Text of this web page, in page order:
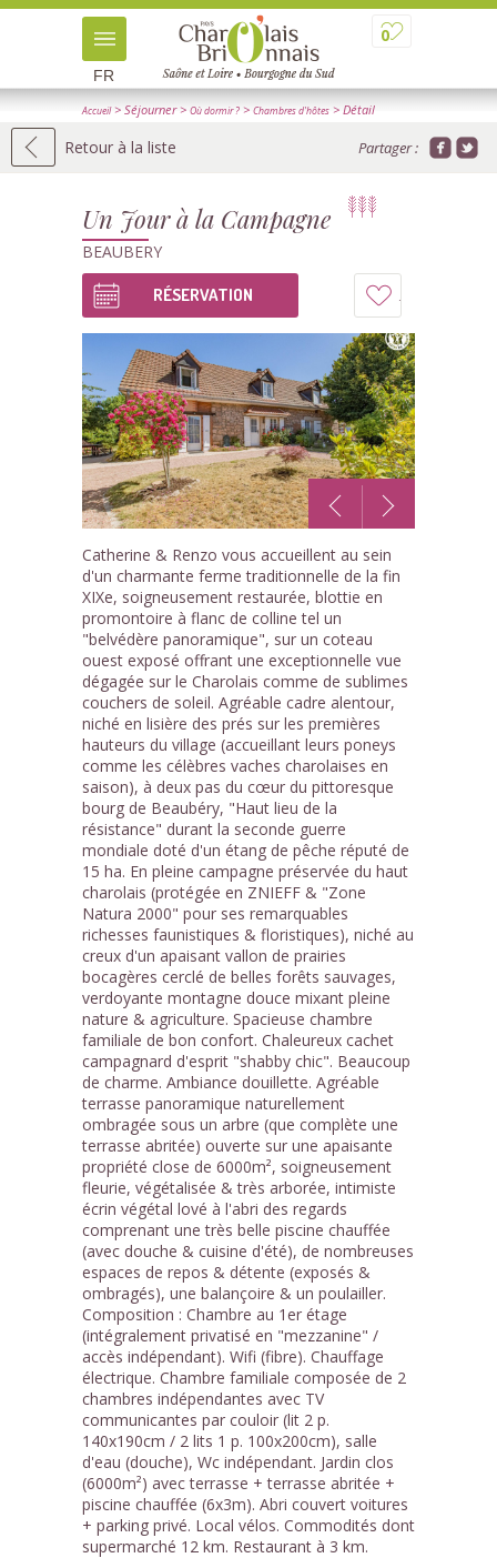
0
FR
Accueil> Séjourner> Où dormir ? > Chambres d'hôtes > Détail
Retour à la liste Partager :
Un Jour à la Campagne
BEAUBERY
à
mon
carnet
RÉSERVATION
1 /10
Catherine & Renzo vous accueillent au sein
d'un charmante ferme traditionnelle de la fin
XIXe, soigneusement restaurée, blottie en
promontoire à flanc de colline tel un
"belvédère panoramique", sur un coteau
ouest exposé offrant une exceptionnelle vue
dégagée sur le Charolais comme de sublimes
couchers de soleil. Agréable cadre alentour,
niché en lisière des prés sur les premières
hauteurs du village (accueillant leurs poneys
comme les célèbres vaches charolaises en
saison), à deux pas du cœur du pittoresque
bourg de Beaubéry, "Haut lieu de la
résistance" durant la seconde guerre
mondiale doté d'un étang de pêche réputé de
15 ha. En pleine campagne préservée du haut
charolais (protégée en ZNIEFF & "Zone
Natura 2000" pour ses remarquables
richesses faunistiques & floristiques), niché au
creux d'un apaisant vallon de prairies
bocagères cerclé de belles forêts sauvages,
verdoyante montagne douce mixant pleine
nature & agriculture. Spacieuse chambre
familiale de bon confort. Chaleureux cachet
campagnard d'esprit "shabby chic". Beaucoup
de charme. Ambiance douillette. Agréable
terrasse panoramique naturellement
ombragée sous un arbre (que complète une
terrasse abritée) ouverte sur une apaisante
propriété close de 6000m², soigneusement
fleurie, végétalisée & très arborée, intimiste
écrin végétal lové à l'abri des regards
comprenant une très belle piscine chauffée
(avec douche & cuisine d'été), de nombreuses
espaces de repos & détente (exposés &
ombragés), une balançoire & un poulailler.
Composition : Chambre au 1er étage
(intégralement privatisé en "mezzanine" /
accès indépendant). Wifi (fibre). Chauffage
électrique. Chambre familiale composée de 2
chambres indépendantes avec TV
communicantes par couloir (lit 2 p.
140x190cm / 2 lits 1 p. 100x200cm), salle
d'eau (douche), Wc indépendant. Jardin clos
(6000m²) avec terrasse + terrasse abritée +
piscine chauffée (6x3m). Abri couvert voitures
+ parking privé. Local vélos. Commodités dont
supermarché 12 km. Restaurant à 3 km.